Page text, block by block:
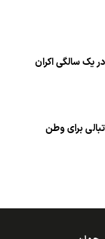
یک سالگی اکران
برای وطن